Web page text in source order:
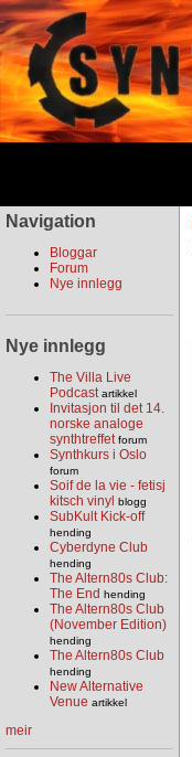
Navigation
Bloggar
Forum
Nye innlegg
Nye innlegg
The Villa Live
Podcastartikkel
Invitasjon til det 14.
norske analoge
synthtreffet forum
Synthkurs i Oslo
forum
Soif de la vie - fetisj
kitsch vinyl blogg
SubKult Kick-off
hending
Cyberdyne Club
hending
The Altern80s Club:
The End hending
The Altern80s Club
(November Edition)
hending
The Altern80s Club
hending
New Alternative
Venue artikkel
meir